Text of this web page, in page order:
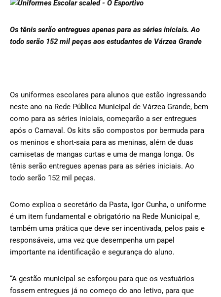
Os tênis serão entregues apenas para as séries iniciais. Ao
todo serão 152 mil peças aos estudantes de Várzea Grande
Os uniformes escolares para alunos que estão ingressando
neste ano na Rede Pública Municipal de Várzea Grande, bem
como para as séries iniciais, começarão a ser entregues
após o Carnaval. Os kits são compostos por bermuda para
os meninos e short-saia para as meninas, além de duas
camisetas de mangas curtas e uma de manga longa. Os
tênis serão entregues apenas para as séries iniciais. Ao
todo serão 152 mil peças.
Como explica o secretário da Pasta, Igor Cunha, o uniforme
é um item fundamental e obrigatório na Rede Municipal e,
também uma prática que deve ser incentivada, pelos pais e
responsáveis, uma vez que desempenha um papel
importante na identificação e segurança do aluno.
“A gestão municipal se esforçou para que os vestuários
fossem entregues já no começo do ano letivo, para que